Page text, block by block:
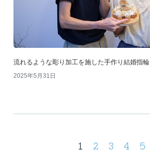
流れるような彫り加工を施した手作り結婚指輪
2025年5月31日
1 2 3 4 5